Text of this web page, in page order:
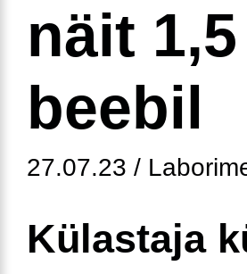
näit
beebil
27.07.23 /
Külastaja